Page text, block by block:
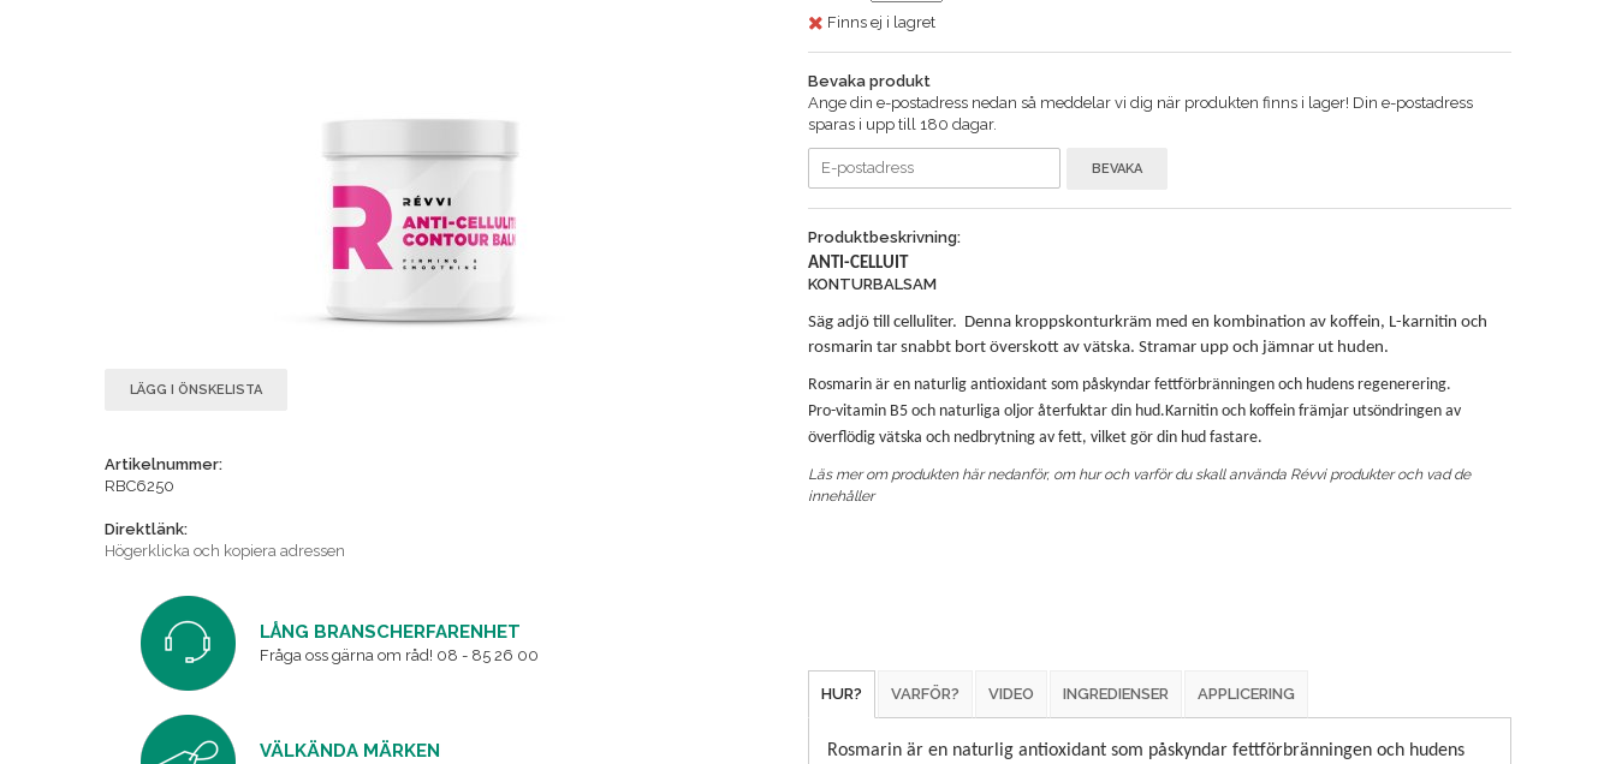
Finns ej i lagret
Bevaka produkt
Ange din e-postadress nedan så meddelar vi dig när produkten finns i lager! Din e-postadress
sparas i upp till 180 dagar.
BEVAKA
Produktbeskrivning:
ANTI-CELLUIT
KONTURBALSAM
Säg adjö till celluliter. Denna kroppskonturkräm med en kombination av koffein, L-karnitin och
rosmarin tar snabbt bort överskott av vätska. Stramar upp och jämnar ut huden.
Rosmarin är en naturlig antioxidant som påskyndar fettförbränningen och hudens regenerering.
Pro-vitamin B5 och naturliga oljor återfuktar din hud. Karnitin och koffein främjar utsöndringen av
överflödig vätska och nedbrytning av fett, vilket gör din hud fastare.
Läs mer om produkten här nedanför, om hur och varför du skall använda Révvi produkter och vad de
innehåller
HUR? VARFÖR? VIDEO INGREDIENSER APPLICERING
Rosmarin är en naturlig antioxidant som påskyndar fettförbränningen och hudens
LÄGG I ÖNSKELISTA
Artikelnummer:
RBC6250
Direktlänk:
Högerklicka och kopiera adressen
LÅNG BRANSCHERFARENHET
Fråga oss gärna om råd! 08 - 85 26 00
VÄLKÄNDA MÄRKEN